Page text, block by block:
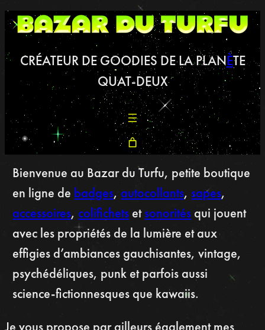
CRÉATEUR DE GOODIES DE LA PLANÈTE
QUAT-DEUX
Bienvenue au Bazar du Turfu, petite boutique
en ligne de badges, autocollants, sapes,
accessoires, colifichets etsonorités qui jouent
avec les propriétés de la lumière et aux
effigies d’ambiances gauchisantes, vintage,
psychédéliques, punk et parfois aussi
science-fictionnesques que kawaiis.